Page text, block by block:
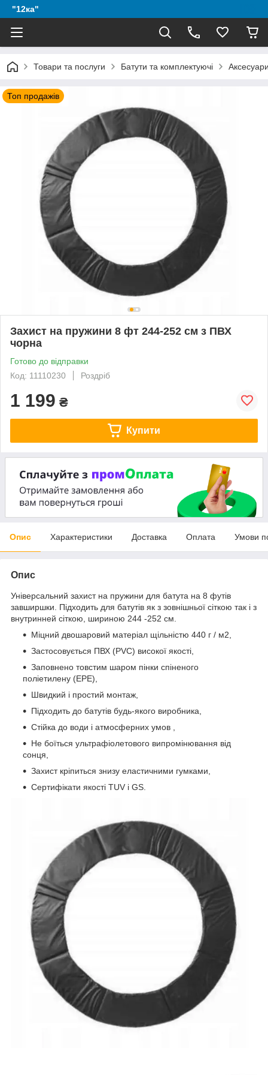
"12ка"
Товари та послуги Батути та комплектуючі
Топ продажів
Захист на пружини 8 фт 244-252 см з ПВХ
чорна
Готово до відправки
Код: 11110230
Роздріб
1 199 ₴
Купити
Опис Характеристики Доставка Оплата Умови
Опис
Універсальний захист на пружини для батута на 8 футів
завширшки. Підходить для батутів як з зовнішньої сіткою так і з
внутринней сіткою, шириною 244 -252 см.
Міцний двошаровий матеріал щільністю 440 г / м2,
Застосовується ПВХ (PVC) високої якості,
Заповнено товстим шаром пінки спіненого
поліетилену (EPE),
Швидкий і простий монтаж,
Підходить до батутів будь-якого виробника,
Стійка до води і атмосферних умов ,
Не боїться ультрафіолетового випромінювання від
сонця,
Захист кріпиться знизу еластичними гумками,
Сертифікати якості TUV і GS.